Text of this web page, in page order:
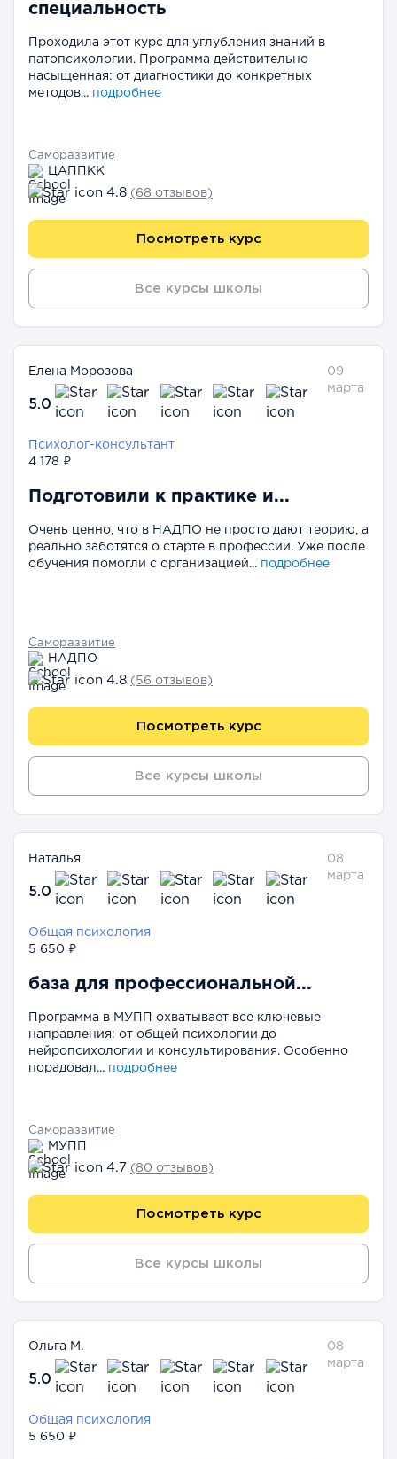
специальность
Проходила этот курс для углубления знаний в
патопсихологии. Программа действительно
насыщенная: от диагностики до конкретных
методов... подробнее
Саморазвитие
ЦАППКК
4.8 (68 отзывов)
Посмотреть курс
Все курсы школы
Елена Морозова
5.0
09
марта
Психолог-консультант
4 178 ₽
Подготовили к практике и...
Очень ценно, что в НАДПО не просто дают теорию, а
реально заботятся о старте в профессии. Уже после
обучения помогли с организацией... подробнее
Саморазвитие
НАДПО
4.8 (56 отзывов)
Посмотреть курс
Все курсы школы
Наталья
5.0
08
марта
Общая психология
5 650 ₽
база для профессиональной...
Программа в МУПП охватывает все ключевые
направления: от общей психологии до
нейропсихологии и консультирования. Особенно
порадовал... подробнее
Саморазвитие
МУПП
4.7 (80 отзывов)
Посмотреть курс
Все курсы школы
Ольга М.
5.0
08
марта
Общая психология
5 650 ₽